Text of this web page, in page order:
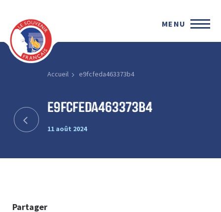
MENU
Accueil e9fcfeda463373b4
e9fcfeda463373b4
11 août 2024
Partager